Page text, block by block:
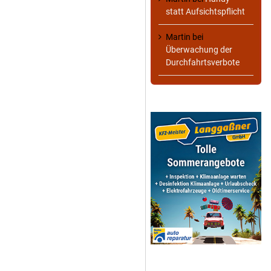
statt Aufsichtspflicht
Martin bei
Überwachung der
Durchfahrtsverbote